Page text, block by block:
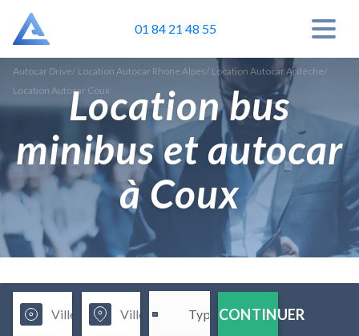
01 84 21 48 55
Autocar Drive/ Location Autocar Rhone Alpes/ Location Autocar Ardèche/
Location Autocar CouxLocation bus
minibus et autocar
à Coux
CONTINUER